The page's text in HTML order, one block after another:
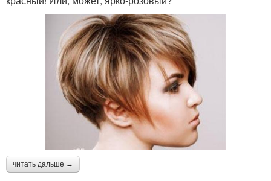
читать дальше →